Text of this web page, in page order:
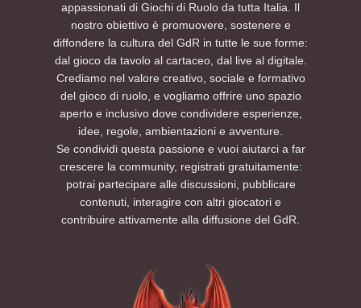
appassionati di Giochi di Ruolo da tutta Italia. Il
nostro obiettivo è promuovere, sostenere e
diffondere la cultura del GdR in tutte le sue forme:
dal gioco da tavolo al cartaceo, dal live al digitale.
Crediamo nel valore creativo, sociale e formativo
del gioco di ruolo, e vogliamo offrire uno spazio
aperto e inclusivo dove condividere esperienze,
idee, regole, ambientazioni e avventure.
Se condividi questa passione e vuoi aiutarci a far
crescere la community, registrati gratuitamente:
potrai partecipare alle discussioni, pubblicare
contenuti, interagire con altri giocatori e
contribuire attivamente alla diffusione del GdR.